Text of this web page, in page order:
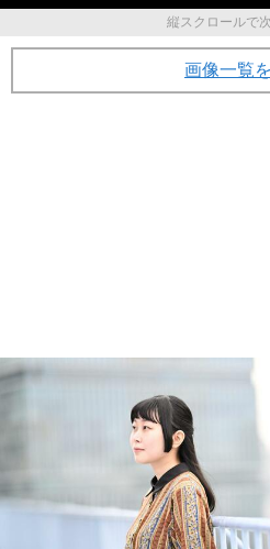
縦スクロールで
画像一覧